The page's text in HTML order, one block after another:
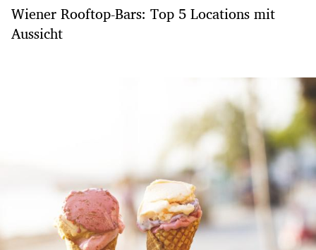
Wiener Rooftop-Bars: Top 5 Locations mit
Aussicht